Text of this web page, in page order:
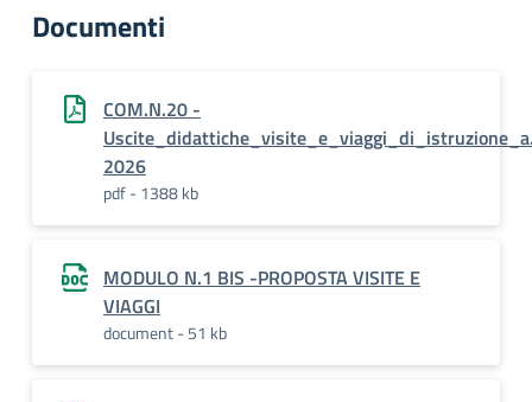
Documenti
COM.N.20 -
2026
pdf - 1388 kb
MODULO N.1 BIS -PROPOSTA VISITE E
VIAGGI
document - 51 kb